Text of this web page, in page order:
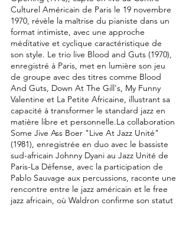
Culturel Américain de Paris le 19 novembre
1970, révèle la maîtrise du pianiste dans un
format intimiste, avec une approche
méditative et cyclique caractéristique de
son style. Le trio live Blood and Guts (1970),
enregistré à Paris, met en lumière son jeu
de groupe avec des titres comme Blood
And Guts, Down At The Gill's, My Funny
Valentine et La Petite Africaine, illustrant sa
capacité à transformer le standard jazz en
matière libre et personnelle.La collaboration
Some Jive Ass Boer "Live At Jazz Unité"
(1981), enregistrée en duo avec le bassiste
sud-africain Johnny Dyani au Jazz Unité de
Paris-La Défense, avec la participation de
Pablo Sauvage aux percussions, raconte une
rencontre entre le jazz américain et le free
jazz africain, où Waldron confirme son statut